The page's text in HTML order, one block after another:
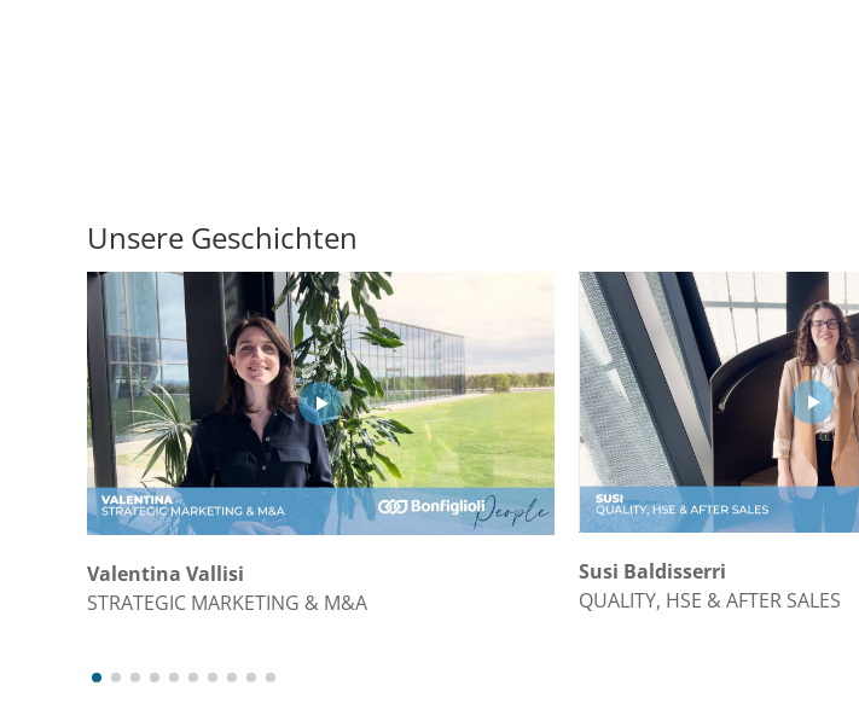
Unsere Geschichten
Valentina Vallisi
STRATEGIC MARKETING & M&A
Susi Baldisserri
QUALITY, HSE & AFTER SALES
1 2 3 4 5 6 7 8 9 10